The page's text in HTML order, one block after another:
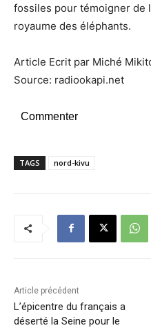
fossiles pour témoigner de
royaume des éléphants.
Article Ecrit par Miché
Source: radiookapi.net
Commenter
TAGS nord-kivu
Article précédent
L’épicentre du français a
déserté la Seine pour le